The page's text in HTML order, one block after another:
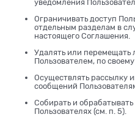
уведомления
Ограничивать доступ
отдельным разделам в
настоящего Соглашения.
Удалять или
Пользователем, по
Осуществлять рассылку
сообщений
Собирать и
Пользователях (см. п. 5).